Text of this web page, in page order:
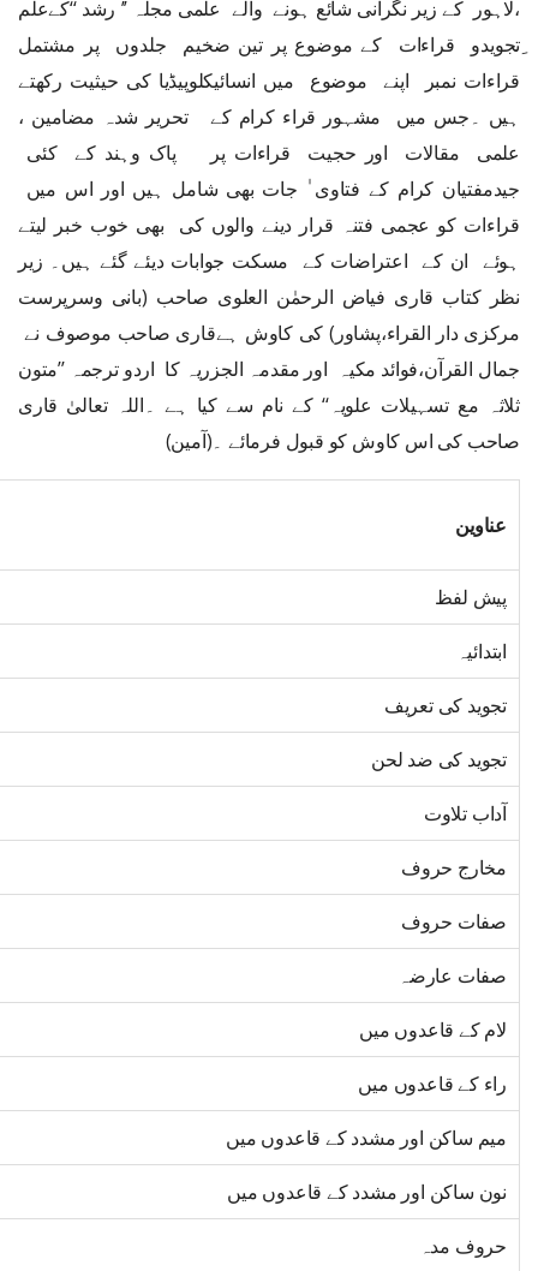
،لاہور کے زیر نگرانی شائع ہونے والے علمی مجلہ ’’ رشد ‘‘کےعلم
ِتجویدو قراءات کے موضوع پر تین ضخیم جلدوں پر مشتمل
قراءات نمبر اپنے موضوع میں انسائیکلوپیڈیا کی حیثیت رکھتے
ہیں ۔جس میں مشہور قراء کرام کے تحریر شدہ مضامین ،
علمی مقالات اور حجیت قراءات پر پاک وہند کے کئی
جیدمفتیان کرام کے فتاوی ٰ جات بھی شامل ہیں اور اس میں
قراءات کو عجمی فتنہ قرار دینے والوں کی بھی خوب خبر لیتے
ہوئے ان کے اعتراضات کے مسکت جوابات دیئے گئے ہیں۔ زیر
نظر کتاب قاری فیاض الرحمٰن العلوی صاحب (بانی وسرپرست
مرکزی دار القراء،پشاور) کی کاوش ہےقاری صاحب موصوف نے
جمال القرآن،فوائد مکیہ اور مقدمہ الجزریہ کا اردو ترجمہ ’’متون
ثلاثہ مع تسہیلات علویہ‘‘ کے نام سے کیا ہے ۔اللہ تعالیٰ قاری
صاحب کی اس کاوش کو قبول فرمائے ۔(آمین)
عناوین
پیش لفظ
ابتدائیہ
تجوید کی تعریف
تجوید کی ضد لحن
آداب تلاوت
مخارج حروف
صفات حروف
صفات عارضہ
لام کے قاعدوں میں
راء کے قاعدوں میں
میم ساکن اور مشدد کے قاعدوں میں
نون ساکن اور مشدد کے قاعدوں میں
حروف مدہ